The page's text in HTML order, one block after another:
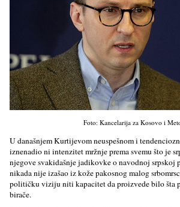
Foto: Kancelarija za Kosovo i
U današnjem Kurtijevom neuspešnom i
iznenadio ni intenzitet mržnje prema svemu što je
njegove svakidašnje jadikovke o navodnoj srpskoj
nikada nije izašao iz kože pakosnog malog
političku viziju niti kapacitet da proizvede bilo šta
birače.